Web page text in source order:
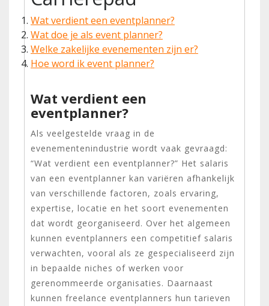
Wat verdient een eventplanner?
Wat doe je als event planner?
Welke zakelijke evenementen zijn er?
Hoe word ik event planner?
Wat verdient een
eventplanner?
Als veelgestelde vraag in de
evenementenindustrie wordt vaak gevraagd:
“Wat verdient een eventplanner?” Het salaris
van een eventplanner kan variëren afhankelijk
van verschillende factoren, zoals ervaring,
expertise, locatie en het soort evenementen
dat wordt georganiseerd. Over het algemeen
kunnen eventplanners een competitief salaris
verwachten, vooral als ze gespecialiseerd zijn
in bepaalde niches of werken voor
gerenommeerde organisaties. Daarnaast
kunnen freelance eventplanners hun tarieven